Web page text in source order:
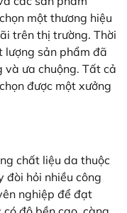
một thương hiệu
trên thị trường. Thời
lượng sản phẩm đã
và ưa chuộng. Tất cả
được một xưởng
chất liệu da thuộc
đòi hỏi nhiều công
nghiệp để đạt